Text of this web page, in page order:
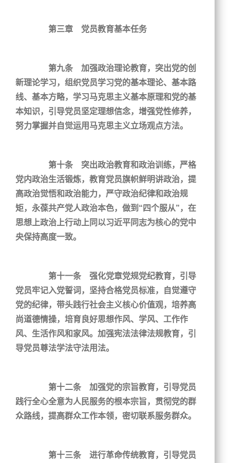
第三章 党员教育基本任务
第九条 加强政治理论教育，突出党的创
新理论学习，组织党员学习党的基本理论、基本路
线、基本方略，学习马克思主义基本原理和党的基
本知识，引导党员坚定理想信念，增强党性修养，
努力掌握并自觉运用马克思主义立场观点方法。
第十条 突出政治教育和政治训练，严格
党内政治生活锻炼，教育党员旗帜鲜明讲政治，提
高政治觉悟和政治能力，严守政治纪律和政治规
矩，永葆共产党人政治本色，做到“四个服从”，在
思想上政治上行动上同以习近平同志为核心的党中
央保持高度一致。
第十一条 强化党章党规党纪教育，引导
党员牢记入党誓词，坚持合格党员标准，自觉遵守
党的纪律，带头践行社会主义核心价值观，培养高
尚道德情操，培育良好思想作风、学风、工作作
风、生活作风和家风。加强宪法法律法规教育，引
导党员尊法学法守法用法。
第十二条 加强党的宗旨教育，引导党员
践行全心全意为人民服务的根本宗旨，贯彻党的群
众路线，提高群众工作本领，密切联系服务群众。
第十三条 进行革命传统教育，引导党员